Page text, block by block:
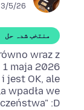
3/5/26 5:30 AM
منتخب شدہ حل
wraz z
maja 2026
jest OK, ale
wpadła we
:D